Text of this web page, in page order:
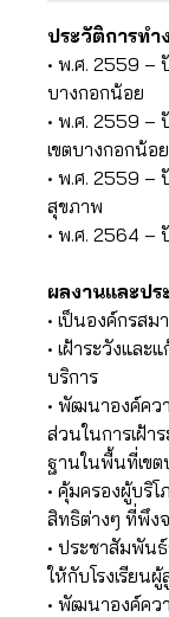
ประวัติการทำ
• พ.ศ. 2559 –
บางกอกน้อย
• พ.ศ. 2559 –
เขตบางกอกน้อย
• พ.ศ. 2559 –
สุขภาพ
• พ.ศ. 2564 –
ผลงานและป
• เป็นองค์กรส
• เฝ้าระวังแล
บริการ
• พัฒนาองค์คว
ส่วนในการเฝ้า
ฐานในพื้นที่เข
• คุ้มครองผู้บริ
สิทธิต่างๆ ที่พึง
• ประชาสัมพัน
ให้กับโรงเรียน
• พัฒนาองค์คว